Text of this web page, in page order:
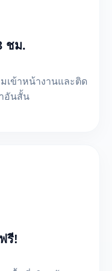
ชม.
เข้าหน้างานและติด
อันสั้น
รี!